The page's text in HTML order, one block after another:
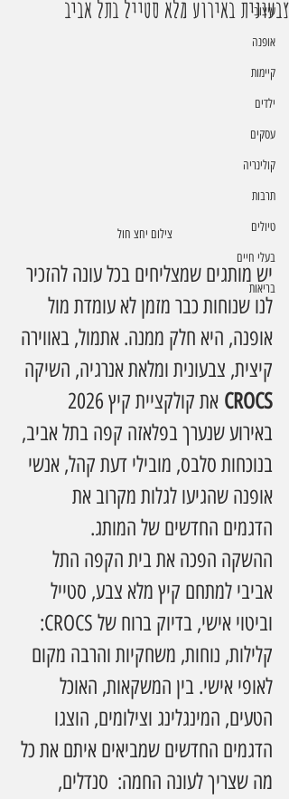
עיצוב
אופנה
קיימות
ילדים
עסקים
קולינריה
תרבות
טיולים
בעלי חיים
בריאות
צבעונית באירוע מלא סטייל בתל אביב
צילום יחצ חול
יש מותגים שמצליחים בכל עונה להזכיר
לנו שנוחות כבר מזמן לא עומדת מול
אופנה, היא חלק ממנה. אתמול, באווירה
קיצית, צבעונית ומלאת אנרגיה, השיקה
CROCS
באירוע שנערך בפלאזה קפה בתל אביב,
בנוכחות סלבס, מובילי דעת קהל, אנשי
אופנה שהגיעו לגלות מקרוב את
הדגמים החדשים של המותג.
ההשקה הפכה את בית הקפה התל
אביבי למתחם קיץ מלא צבע, סטייל
וביטוי אישי, בדיוק ברוח של CROCS:
קלילות, נוחות, משחקיות והרבה מקום
לאופי אישי. בין המשקאות, האוכל
הטעים, המינגלינג וצילומים, הוצגו
הדגמים החדשים שמביאים איתם את כל
מה שצריך לעונה החמה:  סנדלים,